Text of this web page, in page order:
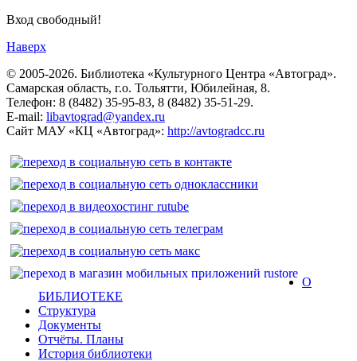
Вход свободный!
Наверх
© 2005-2026. Библиотека «Культурного Центра «Автоград».
Самарская область, г.о. Тольятти, Юбилейная, 8.
Телефон: 8 (8482) 35-95-83, 8 (8482) 35-51-29.
E-mail: libavtograd@yandex.ru
Сайт МАУ «КЦ «Автоград»: http://avtogradcc.ru
О
БИБЛИОТЕКЕ
Структура
Документы
Отчёты. Планы
История библиотеки